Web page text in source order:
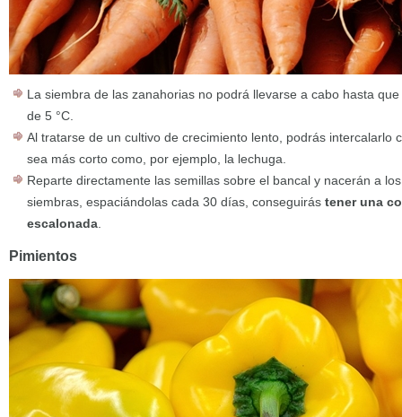
La siembra de las zanahorias no podrá llevarse a cabo hasta
de 5 °C.
Al tratarse de un cultivo de crecimiento lento, podrás intercalarlo
sea más corto como, por ejemplo, la lechuga.
Reparte directamente las semillas sobre el bancal y nacerán a
siembras, espaciándolas cada 30 días, conseguirás tener una
escalonada
Pimientos